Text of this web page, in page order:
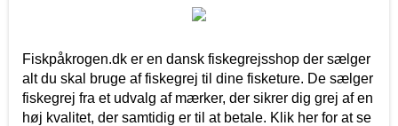
Fiskpåkrogen.dk er en dansk fiskegrejsshop der sælger
alt du skal bruge af fiskegrej til dine fisketure. De sælger
fiskegrej fra et udvalg af mærker, der sikrer dig grej af en
høj kvalitet, der samtidig er til at betale. Klik her for at se